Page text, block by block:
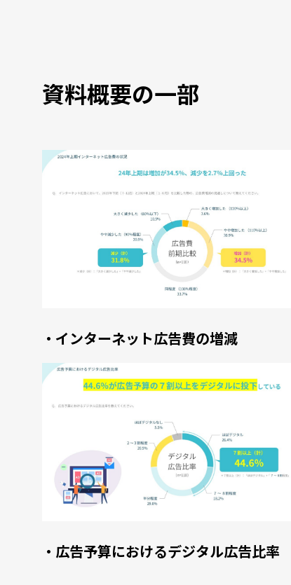
資料概要の一部
・インターネット広告費の増減
・広告予算におけるデジタル広告比率